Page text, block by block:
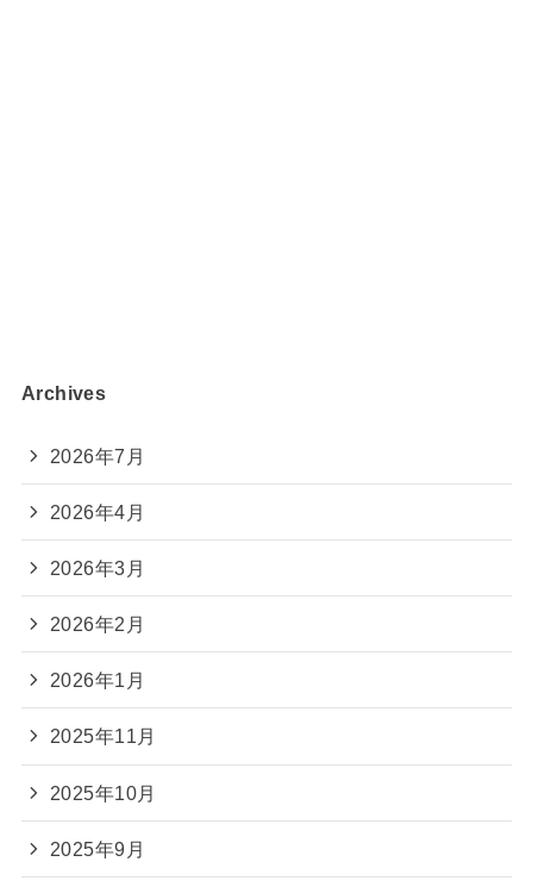
Archives
2026年7月
2026年4月
2026年3月
2026年2月
2026年1月
2025年11月
2025年10月
2025年9月